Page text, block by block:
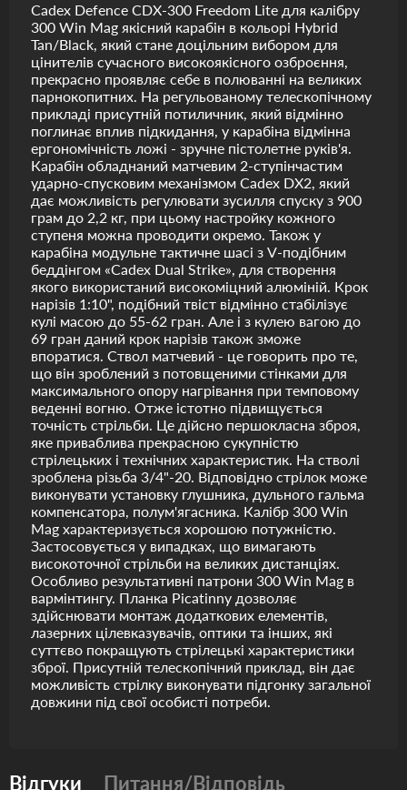
Cadex Defence CDX-300 Freedom Lite для калібру
300 Win Mag якісний карабін в кольорі Hybrid
Tan/Black, який стане доцільним вибором для
цінителів сучасного високоякісного озброєння,
прекрасно проявляє себе в полюванні на великих
парнокопитних. На регульованому телескопічному
прикладі присутній потиличник, який відмінно
поглинає вплив підкидання, у карабіна відмінна
ергономічність ложі - зручне пістолетне руків'я.
Карабін обладнаний матчевим 2-ступінчастим
ударно-спусковим механізмом Cadex DX2, який
дає можливість регулювати зусилля спуску з 900
грам до 2,2 кг, при цьому настройку кожного
ступеня можна проводити окремо. Також у
карабіна модульне тактичне шасі з V-подібним
беддінгом «Cadex Dual Strike», для створення
якого використаний високоміцний алюміній. Крок
нарізів 1:10", подібний твіст відмінно стабілізує
кулі масою до 55-62 гран. Але і з кулею вагою до
69 гран даний крок нарізів також зможе
впоратися. Ствол матчевий - це говорить про те,
що він зроблений з потовщеними стінками для
максимального опору нагрівання при темповому
веденні вогню. Отже істотно підвищується
точність стрільби. Це дійсно першокласна зброя,
яке приваблива прекрасною сукупністю
стрілецьких і технічних характеристик. На стволі
зроблена різьба 3/4"-20. Відповідно стрілок може
виконувати установку глушника, дульного гальма
компенсатора, полум'ягасника. Калібр 300 Win
Mag характеризується хорошою потужністю.
Застосовується у випадках, що вимагають
високоточної стрільби на великих дистанціях.
Особливо результативні патрони 300 Win Mag в
вармінтингу. Планка Picatinny дозволяє
здійснювати монтаж додаткових елементів,
лазерних цілевказувачів, оптики та інших, які
суттєво покращують стрілецькі характеристики
зброї. Присутній телескопічний приклад, він дає
можливість стрілку виконувати підгонку загальної
довжини під свої особисті потреби.
Відгуки Питання/Відповідь